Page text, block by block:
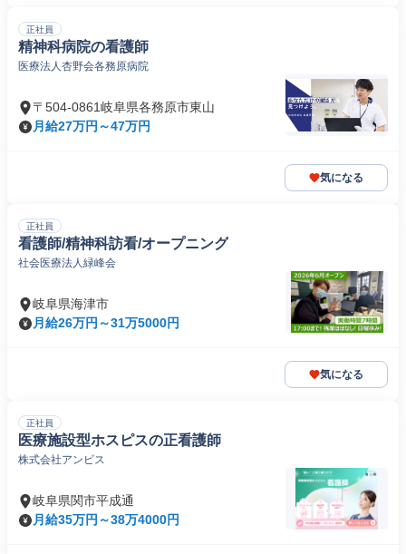
正社員
精神科病院の看護師
医療法人杏野会各務原病院
〒504-0861岐阜県各務原市東山
月給27万円～47万円
気になる
正社員
看護師/精神科訪看/オープニング
社会医療法人緑峰会
岐阜県海津市
月給26万円～31万5000円
気になる
正社員
医療施設型ホスピスの正看護師
株式会社アンビス
岐阜県関市平成通
月給35万円～38万4000円